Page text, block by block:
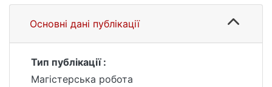
Основні дані публікації
Тип публікації :
Магістерська робота